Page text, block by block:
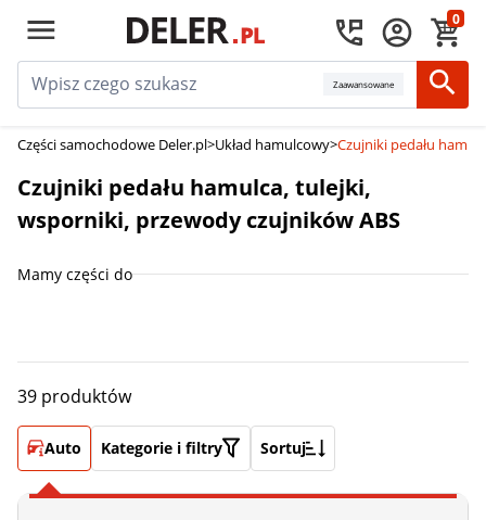
0
Zaawansowane
Części samochodowe Deler.pl>Układ hamulcowy>Czujniki pedału
Czujniki pedału hamulca, tulejki,
wsporniki, przewody czujników ABS
Mamy części do
39 produktów
Auto Kategorie i filtry Sortuj